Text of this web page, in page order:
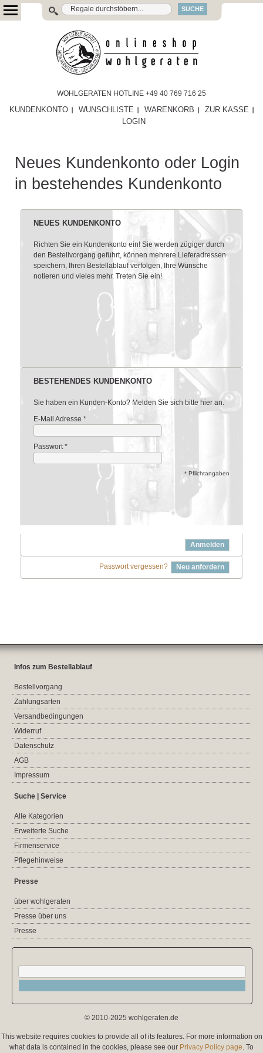
SUCHE
WOHLGERATEN HOTLINE +49 40 769 716 25
KUNDENKONTO WUNSCHLISTE WARENKORB
ZUR KASSE
LOGIN
Neues Kundenkonto oder Login
in bestehendes Kundenkonto
NEUES KUNDENKONTO
Richten Sie ein Kundenkonto ein! Sie werden zügiger durch
den Bestellvorgang geführt, können mehrere Lieferadressen
speichern, Ihren Bestellablauf verfolgen, Ihre Wünsche
notieren und vieles mehr. Treten Sie ein!
BESTEHENDES KUNDENKONTO
Sie haben ein Kunden-Konto? Melden Sie sich bitte hier an.
*
E-Mail Adresse
*
Passwort
* Pflichtangaben
Anmelden
Passwort vergessen? Neu anfordern
Infos zum Bestellablauf
Bestellvorgang
Zahlungsarten
Versandbedingungen
Widerruf
Datenschutz
AGB
Impressum
Suche | Service
Alle Kategorien
Erweiterte Suche
Firmenservice
Pflegehinweise
Presse
über wohlgeraten
Presse über uns
Presse
© 2010-2025 wohlgeraten.de
This website requires cookies to provide all of its features. For more information on
what data is contained in the cookies, please see our Privacy Policy page. To